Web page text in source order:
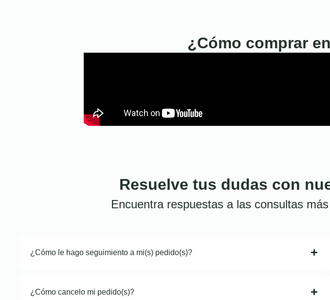
¿Cómo comprar
Resuelve tus dudas con
Encuentra respuestas a las consultas
¿Cómo le hago seguimiento a mi(s) pedido(s)?
¿Cómo cancelo mi pedido(s)?